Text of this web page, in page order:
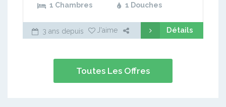
1 Chambres 1 Douches
3 ans depuis J'aime Détails
Toutes Les Offres